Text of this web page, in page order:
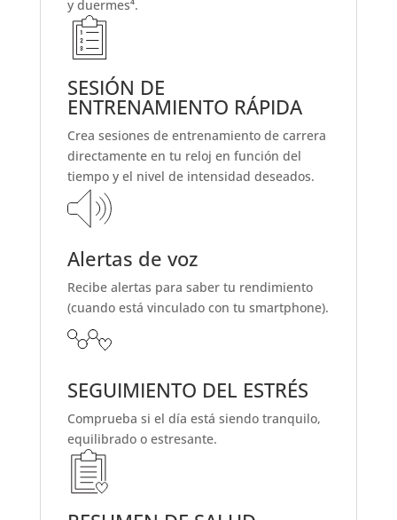
y duermes⁴.
SESIÓN DE
ENTRENAMIENTO RÁPIDA
Crea sesiones de entrenamiento de carrera
directamente en tu reloj en función del
tiempo y el nivel de intensidad deseados.
Alertas de voz
Recibe alertas para saber tu rendimiento
(cuando está vinculado con tu smartphone).
SEGUIMIENTO DEL ESTRÉS
Comprueba si el día está siendo tranquilo,
equilibrado o estresante.